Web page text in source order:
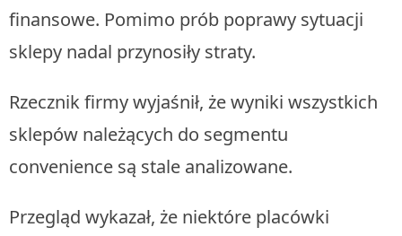
finansowe. Pomimo prób poprawy sytuacji
sklepy nadal przynosiły straty.
Rzecznik firmy wyjaśnił, że wyniki wszystkich
sklepów należących do segmentu
convenience są stale analizowane.
Przegląd wykazał, że niektóre placówki